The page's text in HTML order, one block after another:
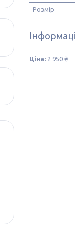
Розмір
Ціна: 2 950 ₴